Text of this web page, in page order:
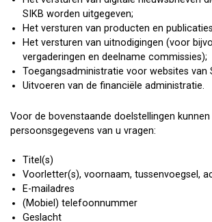
SIKB worden uitgegeven;
Het versturen van producten en
Het versturen van uitnodigingen (voor
vergaderingen en deelname commissies);
Toegangsadministratie voor websites van
Uitvoeren van de financiële administratie.
Voor de bovenstaande doelstellingen
persoonsgegevens van u vragen:
Titel(s)
Voorletter(s), voornaam, tussenvoegsel,
E-mailadres
(Mobiel) telefoonnummer
Geslacht